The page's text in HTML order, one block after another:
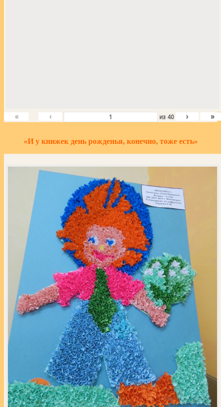
« ‹ из 40 › »
«И у книжек день рожденья, конечно, тоже есть»